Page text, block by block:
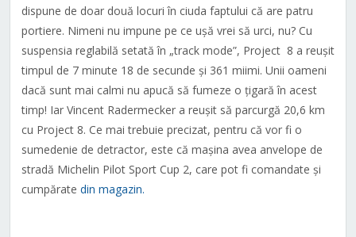
dispune de doar două locuri în ciuda faptului că are patru
portiere. Nimeni nu impune pe ce ușă vrei să urci, nu? Cu
suspensia reglabilă setată în „track mode”, Project 8 a reușit
timpul de 7 minute 18 de secunde și 361 miimi. Unii oameni
dacă sunt mai calmi nu apucă să fumeze o țigară în acest
timp! Iar Vincent Radermecker a reușit să parcurgă 20,6 km
cu Project 8. Ce mai trebuie precizat, pentru că vor fi o
sumedenie de detractor, este că mașina avea anvelope de
stradă Michelin Pilot Sport Cup 2, care pot fi comandate și
cumpărate din magazin.